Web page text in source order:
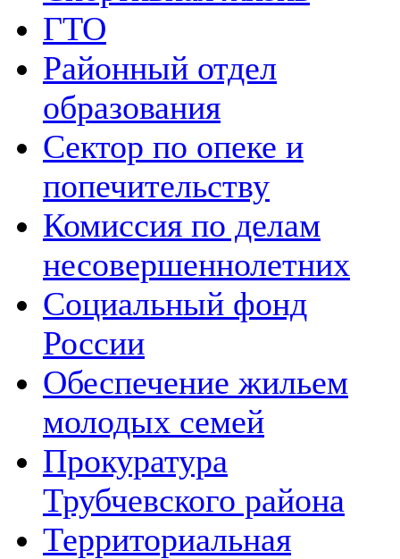
ГТО
Районный отдел
образования
Сектор по опеке и
попечительству
Комиссия по делам
несовершеннолетних
Социальный фонд
России
Обеспечение жильем
молодых семей
Прокуратура
Трубчевского района
Территориальная